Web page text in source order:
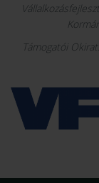
Támogatói